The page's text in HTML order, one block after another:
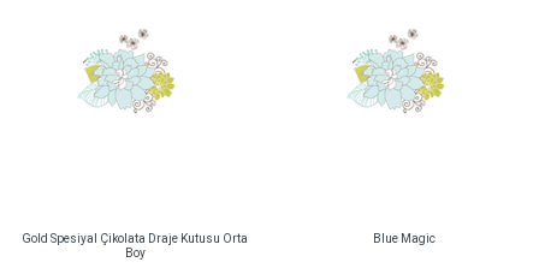
Gold Spesiyal Çikolata Draje Kutusu Orta
Boy
Blue Magic